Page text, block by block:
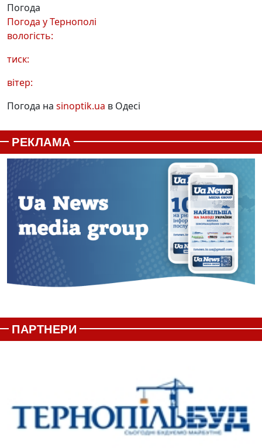
Погода
Погода уТернополі
вологість:
тиск:
вітер:
Погода на sinoptik.ua в Одесі
РЕКЛАМА
ПАРТНЕРИ